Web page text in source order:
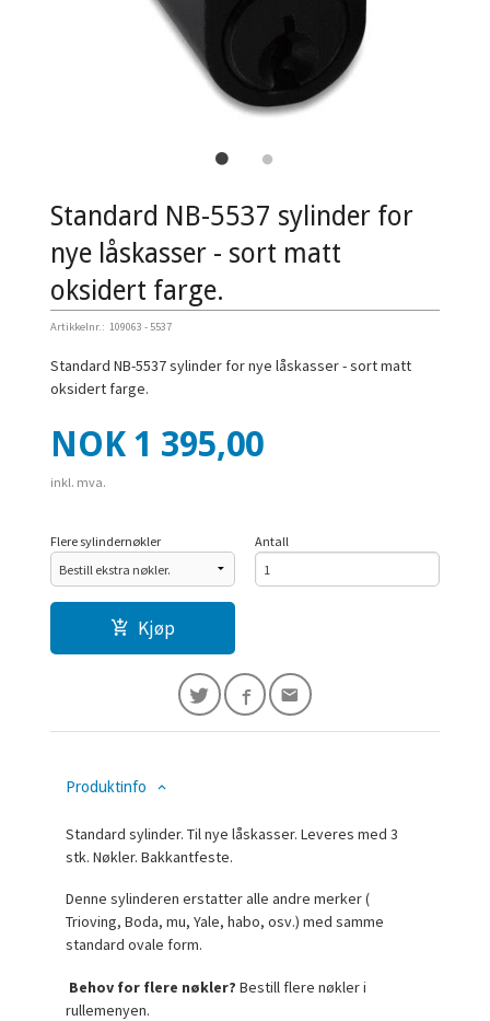
Standard NB-5537 sylinder for
nye låskasser - sort matt
oksidert farge.
Artikkelnr.: 109063 - 5537
Standard NB-5537 sylinder for nye låskasser - sort matt
oksidert farge.
Pris
NOK 1 395,00
inkl. mva.
Flere sylindernøkler Antall
Kjøp
Produktinfo
Standard sylinder. Til nye låskasser. Leveres med 3
stk. Nøkler. Bakkantfeste.
Denne sylinderen erstatter alle andre merker (
Trioving, Boda, mu, Yale, habo, osv.) med samme
standard ovale form.
Behov for flere nøkler?Bestill flere nøkler i
rullemenyen.